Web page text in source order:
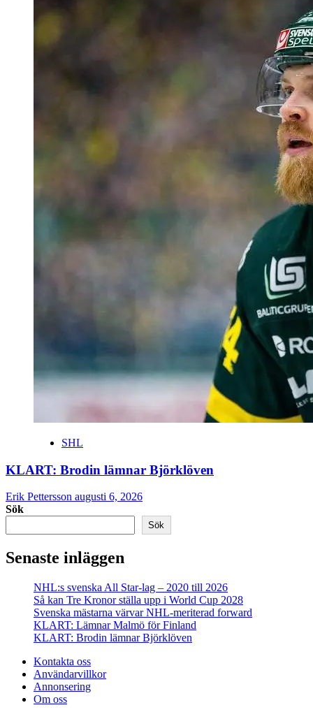
SHL
KLART: Brodin lämnar Björklöven
Erik Pettersson augusti 6, 2026
Sök
Sök
Senaste inläggen
NHL:s svenska All Star-lag – 2020 till 2026
Så kan Tre Kronor ställa upp i World Cup 2028
Svenska mästarna värvar NHL-meriterad forward
KLART: Lämnar Malmö för Finland
KLART: Brodin lämnar Björklöven
Kontakta oss
Användarvillkor
Annonsering
Om oss